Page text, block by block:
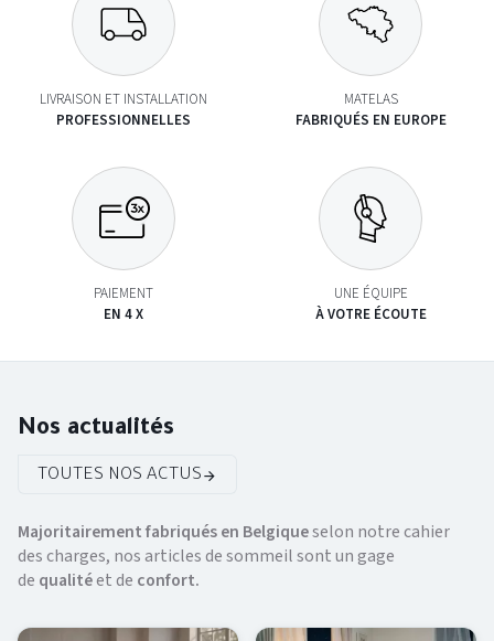
LIVRAISON ET INSTALLATION
PROFESSIONNELLES
MATELAS
FABRIQUÉS EN EUROPE
PAIEMENT
EN 4 X
UNE ÉQUIPE
À VOTRE ÉCOUTE
Nos actualités
TOUTES NOS ACTUS
Majoritairement fabriqués en Belgiqueselon notre cahier
des charges, nos articles de sommeil sont un gage
de qualitéet de confort.